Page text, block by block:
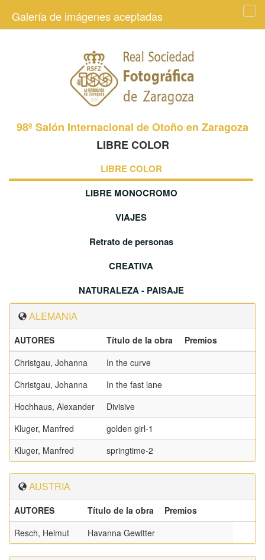
Galería de imágenes aceptadas
98º Salón Internacional de Otoño en Zaragoza
LIBRE COLOR
LIBRE COLOR
LIBRE MONOCROMO
VIAJES
Retrato de personas
CREATIVA
NATURALEZA - PAISAJE
ALEMANIA
AUTORES Título de la obra
Premios
Christgau, Johanna
In the curve
Christgau, Johanna
In the fast lane
Hochhaus, Alexander
Divisive
Kluger, Manfred
golden girl-1
Kluger, Manfred
springtime-2
AUSTRIA
AUTORES Título de la obra
Premios
Resch, Helmut
Havanna Gewitter